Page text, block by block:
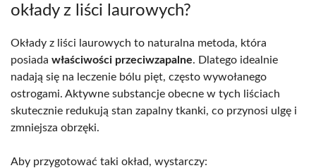
okłady z liści laurowych?
Okłady z liści laurowych to naturalna metoda, która
posiada właściwości przeciwzapalne. Dlatego idealnie
nadają się na leczenie bólu pięt, często wywołanego
ostrogami. Aktywne substancje obecne w tych liściach
skutecznie redukują stan zapalny tkanki, co przynosi ulgę i
zmniejsza obrzęki.
Aby przygotować taki okład, wystarczy: